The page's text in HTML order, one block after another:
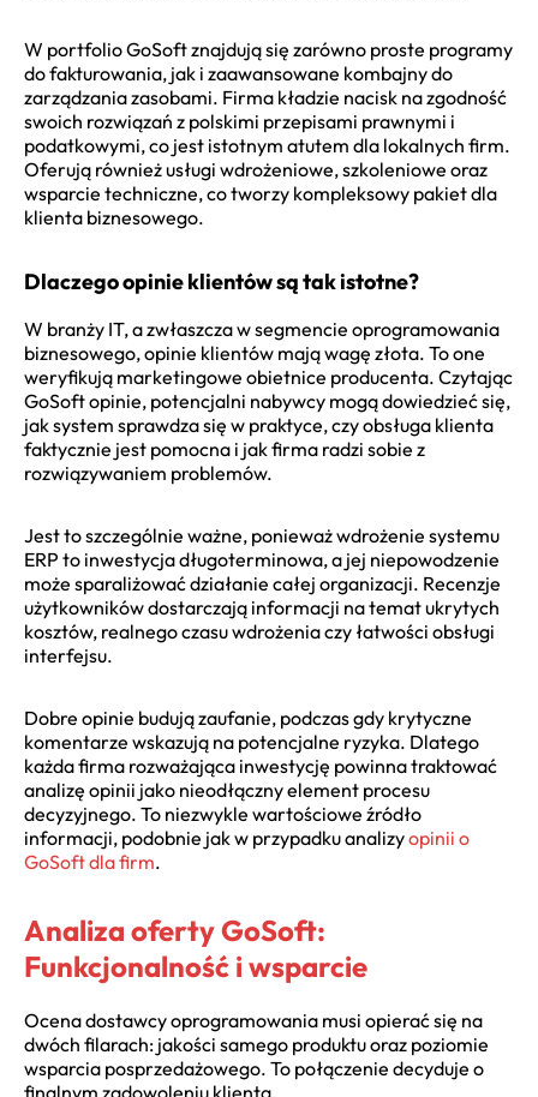
W portfolio GoSoft znajdują się zarówno proste programy
do fakturowania, jak i zaawansowane kombajny do
zarządzania zasobami. Firma kładzie nacisk na zgodność
swoich rozwiązań z polskimi przepisami prawnymi i
podatkowymi, co jest istotnym atutem dla lokalnych firm.
Oferują również usługi wdrożeniowe, szkoleniowe oraz
wsparcie techniczne, co tworzy kompleksowy pakiet dla
klienta biznesowego.
Dlaczego opinie klientów są tak istotne?
W branży IT, a zwłaszcza w segmencie oprogramowania
biznesowego, opinie klientów mają wagę złota. To one
weryfikują marketingowe obietnice producenta. Czytając
GoSoft opinie, potencjalni nabywcy mogą dowiedzieć się,
jak system sprawdza się w praktyce, czy obsługa klienta
faktycznie jest pomocna i jak firma radzi sobie z
rozwiązywaniem problemów.
Jest to szczególnie ważne, ponieważ wdrożenie systemu
ERP to inwestycja długoterminowa, a jej niepowodzenie
może sparaliżować działanie całej organizacji. Recenzje
użytkowników dostarczają informacji na temat ukrytych
kosztów, realnego czasu wdrożenia czy łatwości obsługi
interfejsu.
Dobre opinie budują zaufanie, podczas gdy krytyczne
komentarze wskazują na potencjalne ryzyka. Dlatego
każda firma rozważająca inwestycję powinna traktować
analizę opinii jako nieodłączny element procesu
decyzyjnego. To niezwykle wartościowe źródło
informacji, podobnie jak w przypadku analizyopinii o
GoSoft dla firm.
Analiza oferty GoSoft:
Funkcjonalność i wsparcie
Ocena dostawcy oprogramowania musi opierać się na
dwóch filarach: jakości samego produktu oraz poziomie
wsparcia posprzedażowego. To połączenie decyduje o
finalnym zadowoleniu klienta.